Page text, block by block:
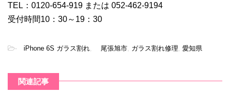
TEL：0120-654-919 または 052-462-9194
受付時間10：30～19：30
- iPhone 6S ガラス割れ 尾張旭市 ガラス割れ修理 愛知県
関連記事